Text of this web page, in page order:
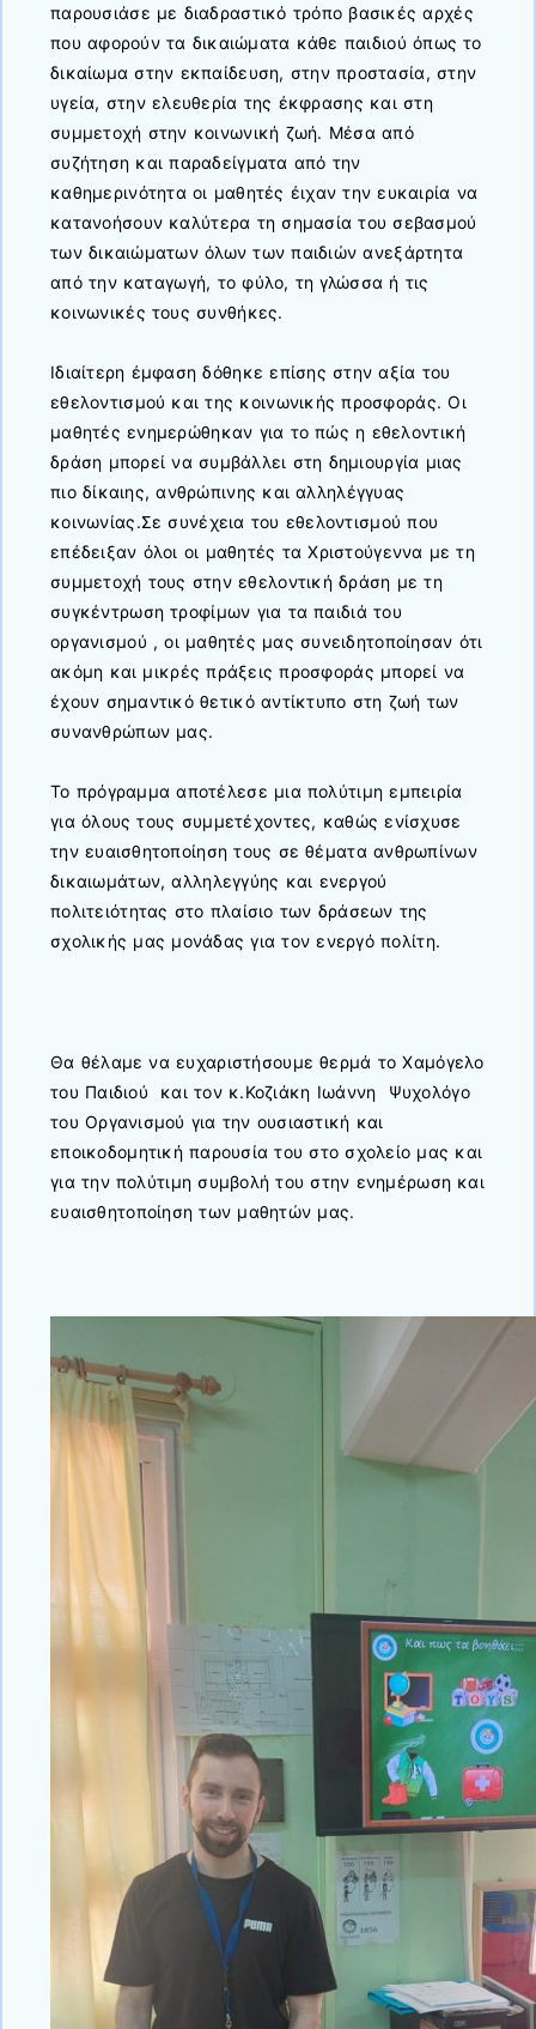
παρουσιάσε με διαδραστικό τρόπο βασικές αρχές
που αφορούν τα δικαιώματα κάθε παιδιού όπως το
δικαίωμα στην εκπαίδευση, στην προστασία, στην
υγεία, στην ελευθερία της έκφρασης και στη
συμμετοχή στην κοινωνική ζωή. Μέσα από
συζήτηση και παραδείγματα από την
καθημερινότητα οι μαθητές έιχαν την ευκαιρία να
κατανοήσουν καλύτερα τη σημασία του σεβασμού
των δικαιώματων όλων των παιδιών ανεξάρτητα
από την καταγωγή, το φύλο, τη γλώσσα ή τις
κοινωνικές τους συνθήκες.
Ιδιαίτερη έμφαση δόθηκε επίσης στην αξία του
εθελοντισμού και της κοινωνικής προσφοράς. Οι
μαθητές ενημερώθηκαν για το πώς η εθελοντική
δράση μπορεί να συμβάλλει στη δημιουργία μιας
πιο δίκαιης, ανθρώπινης και αλληλέγγυας
κοινωνίας.Σε συνέχεια του εθελοντισμού που
επέδειξαν όλοι οι μαθητές τα Χριστούγεννα με τη
συμμετοχή τους στην εθελοντική δράση με τη
συγκέντρωση τροφίμων για τα παιδιά του
οργανισμού , οι μαθητές μας συνειδητοποίησαν ότι
ακόμη και μικρές πράξεις προσφοράς μπορεί να
έχουν σημαντικό θετικό αντίκτυπο στη ζωή των
συνανθρώπων μας.
Το πρόγραμμα αποτέλεσε μια πολύτιμη εμπειρία
για όλους τους συμμετέχοντες, καθώς ενίσχυσε
την ευαισθητοποίηση τους σε θέματα ανθρωπίνων
δικαιωμάτων, αλληλεγγύης και ενεργού
πολιτειότητας στο πλαίσιο των δράσεων της
σχολικής μας μονάδας για τον ενεργό πολίτη.
Θα θέλαμε να ευχαριστήσουμε θερμά το Χαμόγελο
του Παιδιού και τον κ.Κοζιάκη Ιωάννη Ψυχολόγο
του Οργανισμού για την ουσιαστική και
εποικοδομητική παρουσία του στο σχολείο μας και
για την πολύτιμη συμβολή του στην ενημέρωση και
ευαισθητοποίηση των μαθητών μας.